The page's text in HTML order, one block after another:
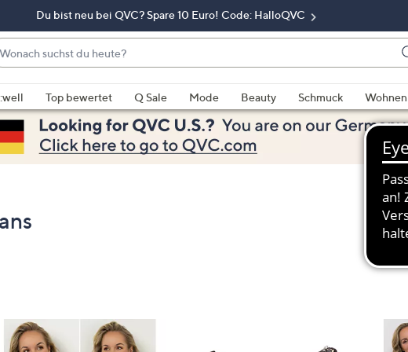
Du bist neu bei QVC? Spare 10 Euro! Code: HalloQVC
Top bewertet Q Sale Mode Beauty Schmuck Wohnen